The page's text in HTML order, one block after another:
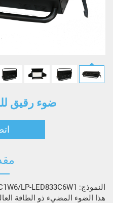
ضوء رقيق
النموذج: LP-LED833C1W6/LP-LED833C6W1
هذا الضوء المضيء ذو الطاقة